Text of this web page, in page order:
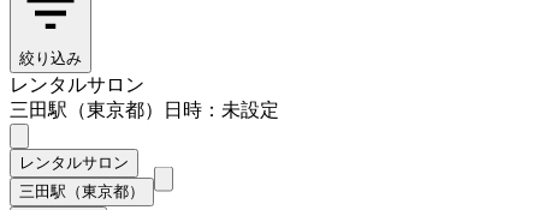
絞り込み
レンタルサロン
三田駅（東京都）
日時：未設定
レンタルサロン
三田駅（東京都）